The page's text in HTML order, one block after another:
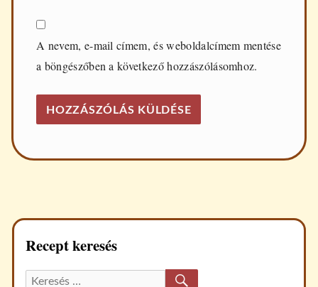
A nevem, e-mail címem, és weboldalcímem mentése
a böngészőben a következő hozzászólásomhoz.
Recept keresés
Keresett